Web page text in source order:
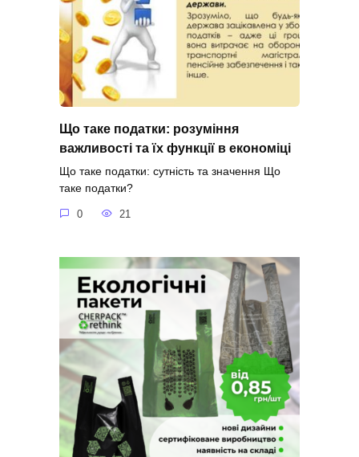
Що таке податки: розуміння
важливості та їх функції в економіці
Що таке податки: сутність та значення Що
таке податки?
0 21